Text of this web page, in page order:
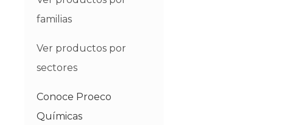
familias
Ver productos por
sectores
Conoce Proeco
Químicas